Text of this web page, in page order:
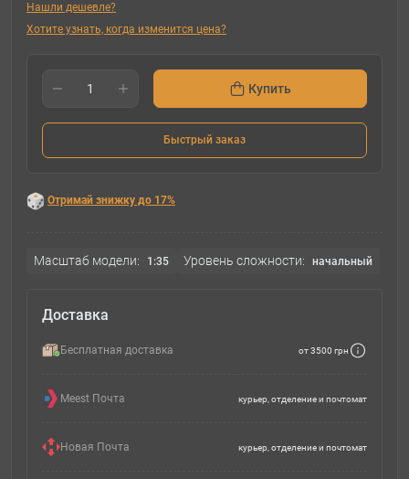
Нашли дешевле?
Хотите узнать, когда изменится цена?
Купить
Быстрый заказ
Отримай знижку до 17%
Масштаб модели: 1:35 Уровень сложности: начальный
Доставка
Бесплатная доставка от 3500 грн
Meest Почта курьер, отделение и почтомат
Новая Почта курьер, отделение и почтомат